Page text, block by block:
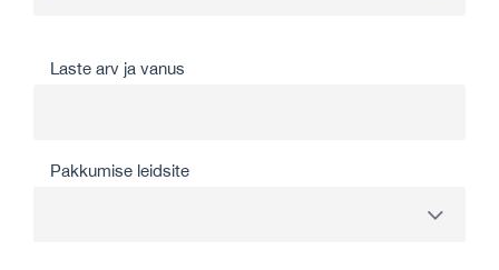
Laste arv ja vanus
Pakkumise leidsite